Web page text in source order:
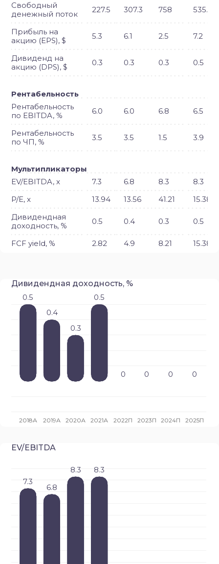
Свободный
денежный поток
227.5 307.3 758 535.8
Прибыль на
акцию (EPS), $
5.3 6.1 2.5 7.2
Дивиденд на
акцию (DPS), $
0.3 0.3 0.3 0.5
Рентабельность
Рентабельность
по EBITDA, %
6.0 6.0 6.8 6.5
Рентабельность
по ЧП, %
3.5 3.5 1.5 3.9
Мультипликаторы
EV/EBITDA, x
7.3 6.8 8.3
8.3
P/E, x
13.94 13.56 41.21
15.38
Дивидендная
доходность, %
0.5 0.4 0.3 0.5
FCF yield, % 2.82 4.9 8.21 15.38
Дивидендная доходность, %
EV/EBITDA